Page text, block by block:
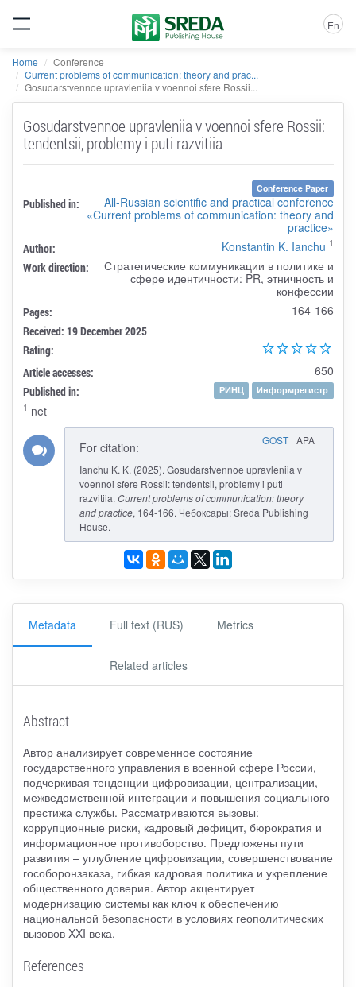
En
Home
Conference
Current problems of communication: theory and prac...
Gosudarstvennoe upravleniia v voennoi sfere Rossii...
Gosudarstvennoe upravleniia v voennoi sfere Rossii:
tendentsii, problemy i puti razvitiia
Conference Paper
Published in:
All-Russian scientific and practical conference
«Current problems of communication: theory and
practice»
Author: Konstantin K. Ianchu 1
Work direction:
Стратегические коммуникации в политике и
сфере идентичности: PR, этничность и
конфессии
Pages: 164-166
Received: 19 December 2025
Rating:
Article accesses:
650
Published in: РИНЦ
Информрегистр
1 net
GOST APA
For citation:
Ianchu K. K. (2025). Gosudarstvennoe upravleniia v
voennoi sfere Rossii: tendentsii, problemy i puti
razvitiia. Current problems of communication: theory
and practice, 164-166. Чебоксары: Sreda Publishing
House.
Metadata Full text (RUS) Metrics
Related articles
Abstract
Автор анализирует современное состояние
государственного управления в военной сфере России,
подчеркивая тенденции цифровизации, централизации,
межведомственной интеграции и повышения социального
престижа службы. Рассматриваются вызовы:
коррупционные риски, кадровый дефицит, бюрократия и
информационное противоборство. Предложены пути
развития – углубление цифровизации, совершенствование
гособоронзаказа, гибкая кадровая политика и укрепление
общественного доверия. Автор акцентирует
модернизацию системы как ключ к обеспечению
национальной безопасности в условиях геополитических
вызовов XXI века.
References